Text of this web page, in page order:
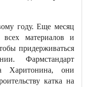
году. Еще месяц
материалов и
придерживаться
Фармстандарт
Харитонина, они
катка на